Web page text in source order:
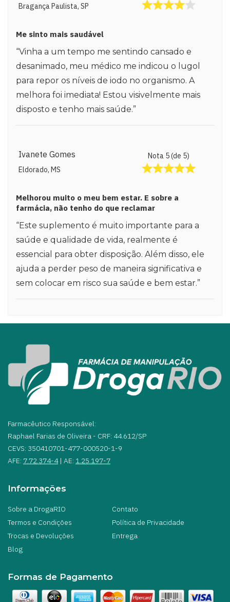
Bragança Paulista, SP
Me sinto mais saudável
“Vinha a um tempo me sentindo cansado e
desanimado, meu médico me indicou o lugol
para repor os níveis de iodo no organismo. A
melhora foi imediata! Estou visivelmente mais
disposto e tenho mais saúde.”
Ivanete Gomes
Eldorado, MS
Nota 5 (de 5)
Melhorou muito o meu bem estar. E sobre a
farmácia, não tenho do que reclamar
“Este suplemento é muito importante para a
saúde e qualidade de vida, realmente é
essencial para obter disposição. Além disso, ele
ajuda a perder peso de maneira significativa e
sem colocar em risco sua saúde e bem estar.”
Farmacêutico Responsável:
Raphael Farias de Oliveira - CRF: 44.612/SP
CEVS: 350410701-477-000520-1-9
AFE: 7.72.374-4| AE: 1.25.197-7
Informações
Sobre a DrogaRIO
Contato
Termos e Condições
Política de Privacidade
Trocas e Devoluções
Entrega
Blog
Formas de Pagamento